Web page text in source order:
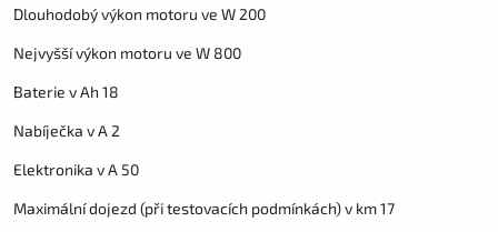
Dlouhodobý výkon motoru ve W 200
Nejvyšší výkon motoru ve W 800
Baterie v Ah 18
Nabíječka v A 2
Elektronika v A 50
Maximální dojezd (při testovacích podmínkách) v km 17